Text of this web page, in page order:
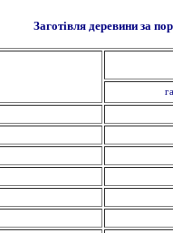
Заготівля деревини за
га